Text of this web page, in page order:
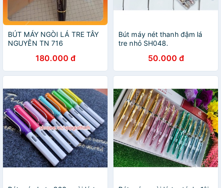
BÚT MÁY NGÒI LÁ TRE TÂY
NGUYÊN TN 716
180.000 đ
Bút máy nét thanh đậm lá
tre nhỏ SH048.
50.000 đ